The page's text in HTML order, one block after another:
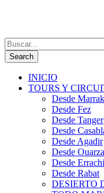
INICIO
TOURS Y
Desde
Desde Fez
Desde Tanger
Desde
Desde Agadir
Desde
Desde
Desde Rabat
DESIERTO